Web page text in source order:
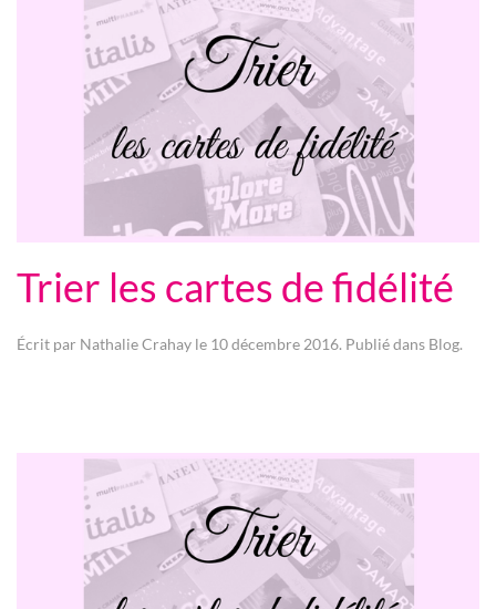
Trier les cartes de fidélité
Écrit par Nathalie Crahay le 10 décembre 2016. Publié dans Blog.